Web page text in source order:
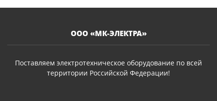
ООО «МК-ЭЛЕКТРА»
Поставляем электротехническое оборудование по всей
территории Российской Федерации!